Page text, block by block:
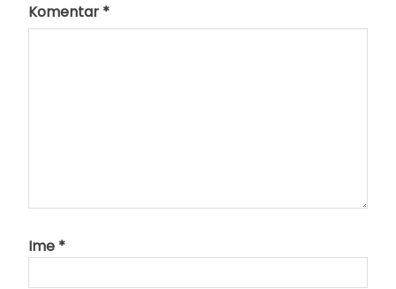
Komentar *
Ime *